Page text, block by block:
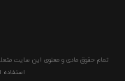
تمام حقوق مادی و معنوی این سایت
استفاده